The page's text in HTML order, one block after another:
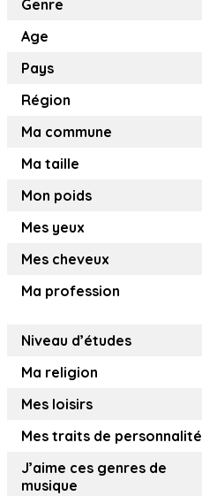
Genre
Age
Pays
Région
Ma commune
Ma taille
Mon poids
Mes yeux
Mes cheveux
Ma profession
Niveau d’études
Ma religion
Mes loisirs
Mes traits de personnalité
J’aime ces genres de
musique